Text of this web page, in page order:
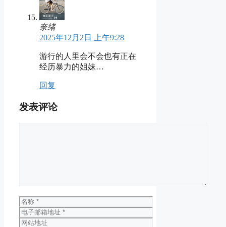
奈绪
2025年12月2日 上午9:28
游行的人里会不会也有正在
经历暴力的姐妹…
回复
发表评论
名
称
电
子
网